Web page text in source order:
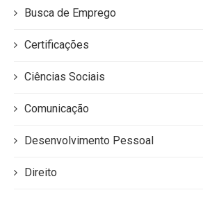
Busca de Emprego
Certificações
Ciências Sociais
Comunicação
Desenvolvimento Pessoal
Direito